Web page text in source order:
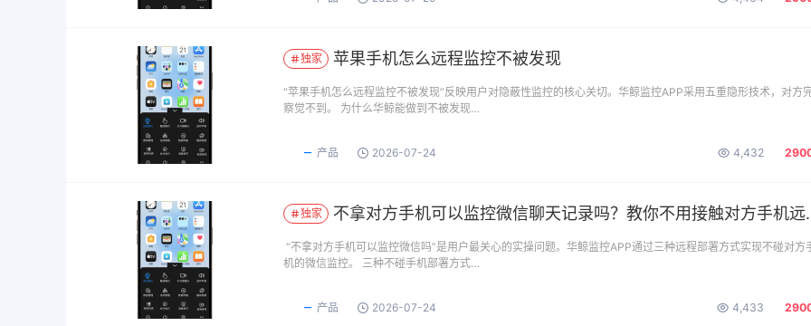
独家 苹果手机怎么远程监控不被发现
“苹果手机怎么远程监控不被发现”反映用户对隐蔽性监控的核心关切。华鲸监控APP采用五重隐形技术，对方
察觉不到。 为什么华鲸能做到不被发现…
产品 2026-07-24 4,432
独家 不拿对方手机可以监控微信聊天记录吗？教你不用接触对方手机远程监控方法
“不拿对方手机可以监控微信吗”是用户最关心的实操问题。华鲸监控APP通过三种远程部署方式实现不碰对方
机的微信监控。 三种不碰手机部署方式…
产品 2026-07-24 4,433